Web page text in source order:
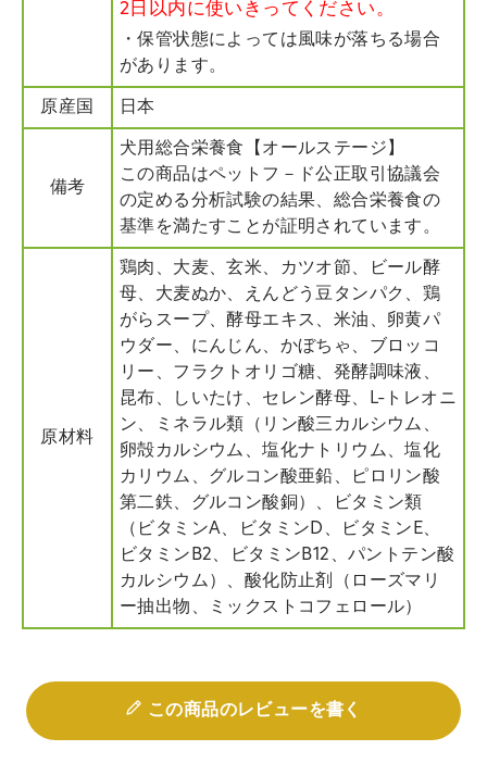
2日以内に使いきってください。
・保管状態によっては風味が落ちる場合
があります。
原産国 日本
備考
犬用総合栄養食【オールステージ】
この商品はペットフ－ド公正取引協議会
の定める分析試験の結果、総合栄養食の
基準を満たすことが証明されています。
原材料
鶏肉、大麦、玄米、カツオ節、ビール酵
母、大麦ぬか、えんどう豆タンパク、鶏
がらスープ、酵母エキス、米油、卵黄パ
ウダー、にんじん、かぼちゃ、ブロッコ
リー、フラクトオリゴ糖、発酵調味液、
昆布、しいたけ、セレン酵母、L-トレオニ
ン、ミネラル類（リン酸三カルシウム、
卵殻カルシウム、塩化ナトリウム、塩化
カリウム、グルコン酸亜鉛、ピロリン酸
第二鉄、グルコン酸銅）、ビタミン類
（ビタミンA、ビタミンD、ビタミンE、
ビタミンB2、ビタミンB12、パントテン酸
カルシウム）、酸化防止剤（ローズマリ
ー抽出物、ミックストコフェロール）
この商品のレビューを書く